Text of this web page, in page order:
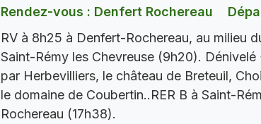
Rendez-vous : Denfert Rochereau
RV à 8h25 à Denfert-Rochereau, au milieu
Saint-Rémy les Chevreuse (9h20).
par Herbevilliers, le château de Breteuil,
le domaine de Coubertin..RER B à Saint-
Rochereau (17h38).